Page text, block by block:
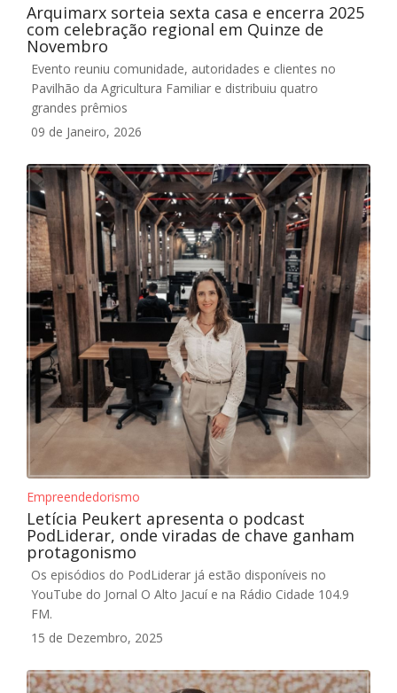
Arquimarx sorteia sexta casa e encerra 2025
com celebração regional em Quinze de
Novembro
Evento reuniu comunidade, autoridades e clientes no
Pavilhão da Agricultura Familiar e distribuiu quatro
grandes prêmios
09 de Janeiro, 2026
Empreendedorismo
Letícia Peukert apresenta o podcast
PodLiderar, onde viradas de chave ganham
protagonismo
Os episódios do PodLiderar já estão disponíveis no
YouTube do Jornal O Alto Jacuí e na Rádio Cidade 104.9
FM.
15 de Dezembro, 2025